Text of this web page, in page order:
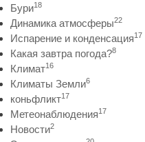
Бури18
Динамика атмосферы22
Испарение и конденсация17
Какая завтра погода?8
Климат16
Климаты Земли6
коньфликт17
Метеонаблюдения17
Новости2